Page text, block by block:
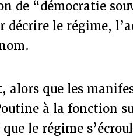
de “démocratie
décrire le régime,
alors que les
à la fonction
le régime